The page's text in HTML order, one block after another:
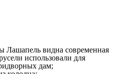
Лашапель видна современная
использовали для
дам;